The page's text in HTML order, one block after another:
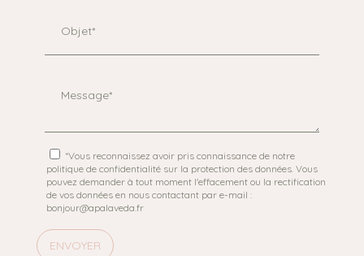
*Vous reconnaissez avoir pris connaissance de notre
politique de confidentialité sur la protection des données. Vous
pouvez demander à tout moment l'effacement ou la rectification
de vos données en nous contactant par e-mail :
bonjour@apalaveda.fr